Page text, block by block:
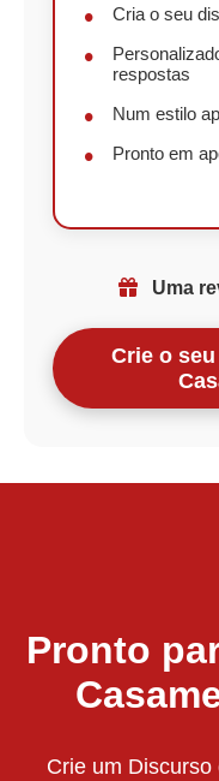
Cria o seu
respostas
Num estilo
Pronto em
Uma
Crie o
Pronto
Crie um